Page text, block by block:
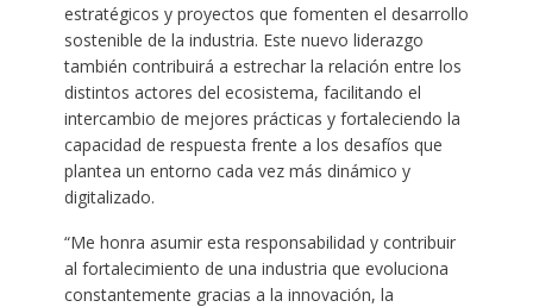
estratégicos y proyectos que fomenten el desarrollo
sostenible de la industria. Este nuevo liderazgo
también contribuirá a estrechar la relación entre los
distintos actores del ecosistema, facilitando el
intercambio de mejores prácticas y fortaleciendo la
capacidad de respuesta frente a los desafíos que
plantea un entorno cada vez más dinámico y
digitalizado.
“Me honra asumir esta responsabilidad y contribuir
al fortalecimiento de una industria que evoluciona
constantemente gracias a la innovación, la